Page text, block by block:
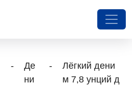
-
Де
ни
-
Лёгкий дени
м 7,8 унций д